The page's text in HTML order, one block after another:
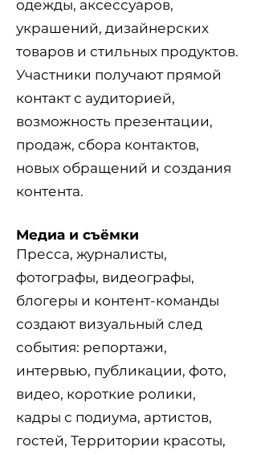
одежды, аксессуаров,
украшений, дизайнерских
товаров и стильных продуктов.
Участники получают прямой
контакт с аудиторией,
возможность презентации,
продаж, сбора контактов,
новых обращений и создания
контента.
Медиа и съёмки
Пресса, журналисты,
фотографы, видеографы,
блогеры и контент-команды
создают визуальный след
события: репортажи,
интервью, публикации, фото,
видео, короткие ролики,
кадры с подиума, артистов,
гостей, Территории красоты,